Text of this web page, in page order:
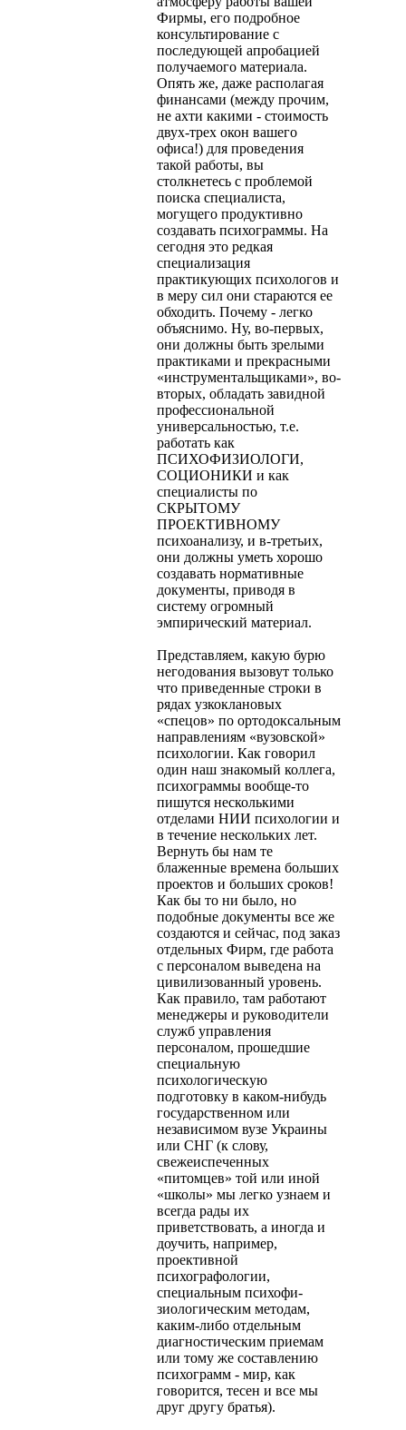
Фирмы, его подробное
консультирование с
последующей ап­робацией
получаемого материала.
Опять же, даже располагая
фи­нансами (между прочим,
не ахти какими - стоимость
двух-трех окон вашего
офиса!) для проведения
такой работы, вы
столкнетесь с проблемой
поиска специалиста,
могущего продуктивно
создавать психограммы. На
сегодня это редкая
специализация
практикующих психологов и
в меру сил они стараются ее
обходить. Почему - легко
объяснимо. Ну, во-первых,
они должны быть зрелыми
прак­тиками и прекрасными
«инструментальщиками», во-
вторых, обла­дать завидной
профессиональной
универсальностью, т.е.
работать как
ПСИХОФИЗИОЛОГИ,
СОЦИОНИКИ и как
специалисты по
СКРЫТОМУ
ПРОЕКТИВНОМУ
психоанализу, и в-третьих,
они должны уметь хорошо
создавать нормативные
документы, приво­дя в
систему огромный
эмпирический материал.
Представляем, какую бурю
негодования вызовут только
что приведенные строки в
рядах узкоклановых
«спецов» по ортодок­сальным
направлениям «вузовской»
психологии. Как говорил
один наш знакомый коллега,
психограммы вообще-то
пишутся несколь­кими
отделами НИИ психологии и
в течение нескольких лет.
Вер­нуть бы нам те
блаженные времена больших
проектов и больших сроков!
Как бы то ни было, но
подобные документы все же
созда­ются и сейчас, под заказ
отдельных Фирм, где работа
с персоналом выведена на
цивилизованный уровень.
Как правило, там работают
менеджеры и руководители
служб управления
персоналом, про­шедшие
специальную
психологическую
подготовку в каком-нибудь
государственном или
независимом вузе Украины
или СНГ (к слову,
свежеиспеченных
«питомцев» той или иной
«школы» мы легко узнаем и
всегда рады их
приветствовать, а иногда и
доучить, например,
проективной
психографологии,
специальным психофи­
зиологическим методам,
каким-либо отдельным
диагностическим приемам
или тому же составлению
психограмм - мир, как
говорит­ся, тесен и все мы
друг другу братья).